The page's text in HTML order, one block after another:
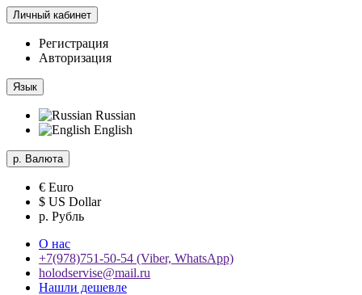
Личный кабинет
Регистрация
Авторизация
Язык
Russian
English
р. Валюта
€ Euro
$ US Dollar
р. Рубль
О нас
+7(978)751-50-54 (Viber, WhatsApp)
holodservise@mail.ru
Нашли дешевле